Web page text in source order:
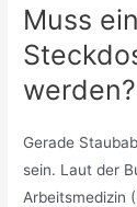
Muss
werden?
Gerade
sein. Laut der
Arbeitsmedizin